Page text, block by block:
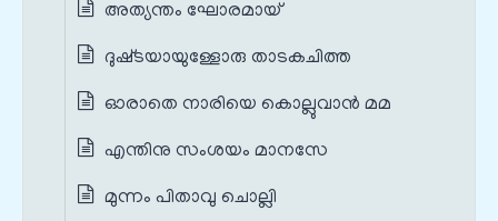
അത്യന്തം ഘോരമായ്‌
ദുഷ്‌ടയായുള്ളോരു താടകചിത്ത
ഓരാതെ നാരിയെ കൊല്ലുവാന്‍ മമ
എന്തിനു സംശയം മാനസേ
മുന്നം പിതാവു ചൊല്ലി